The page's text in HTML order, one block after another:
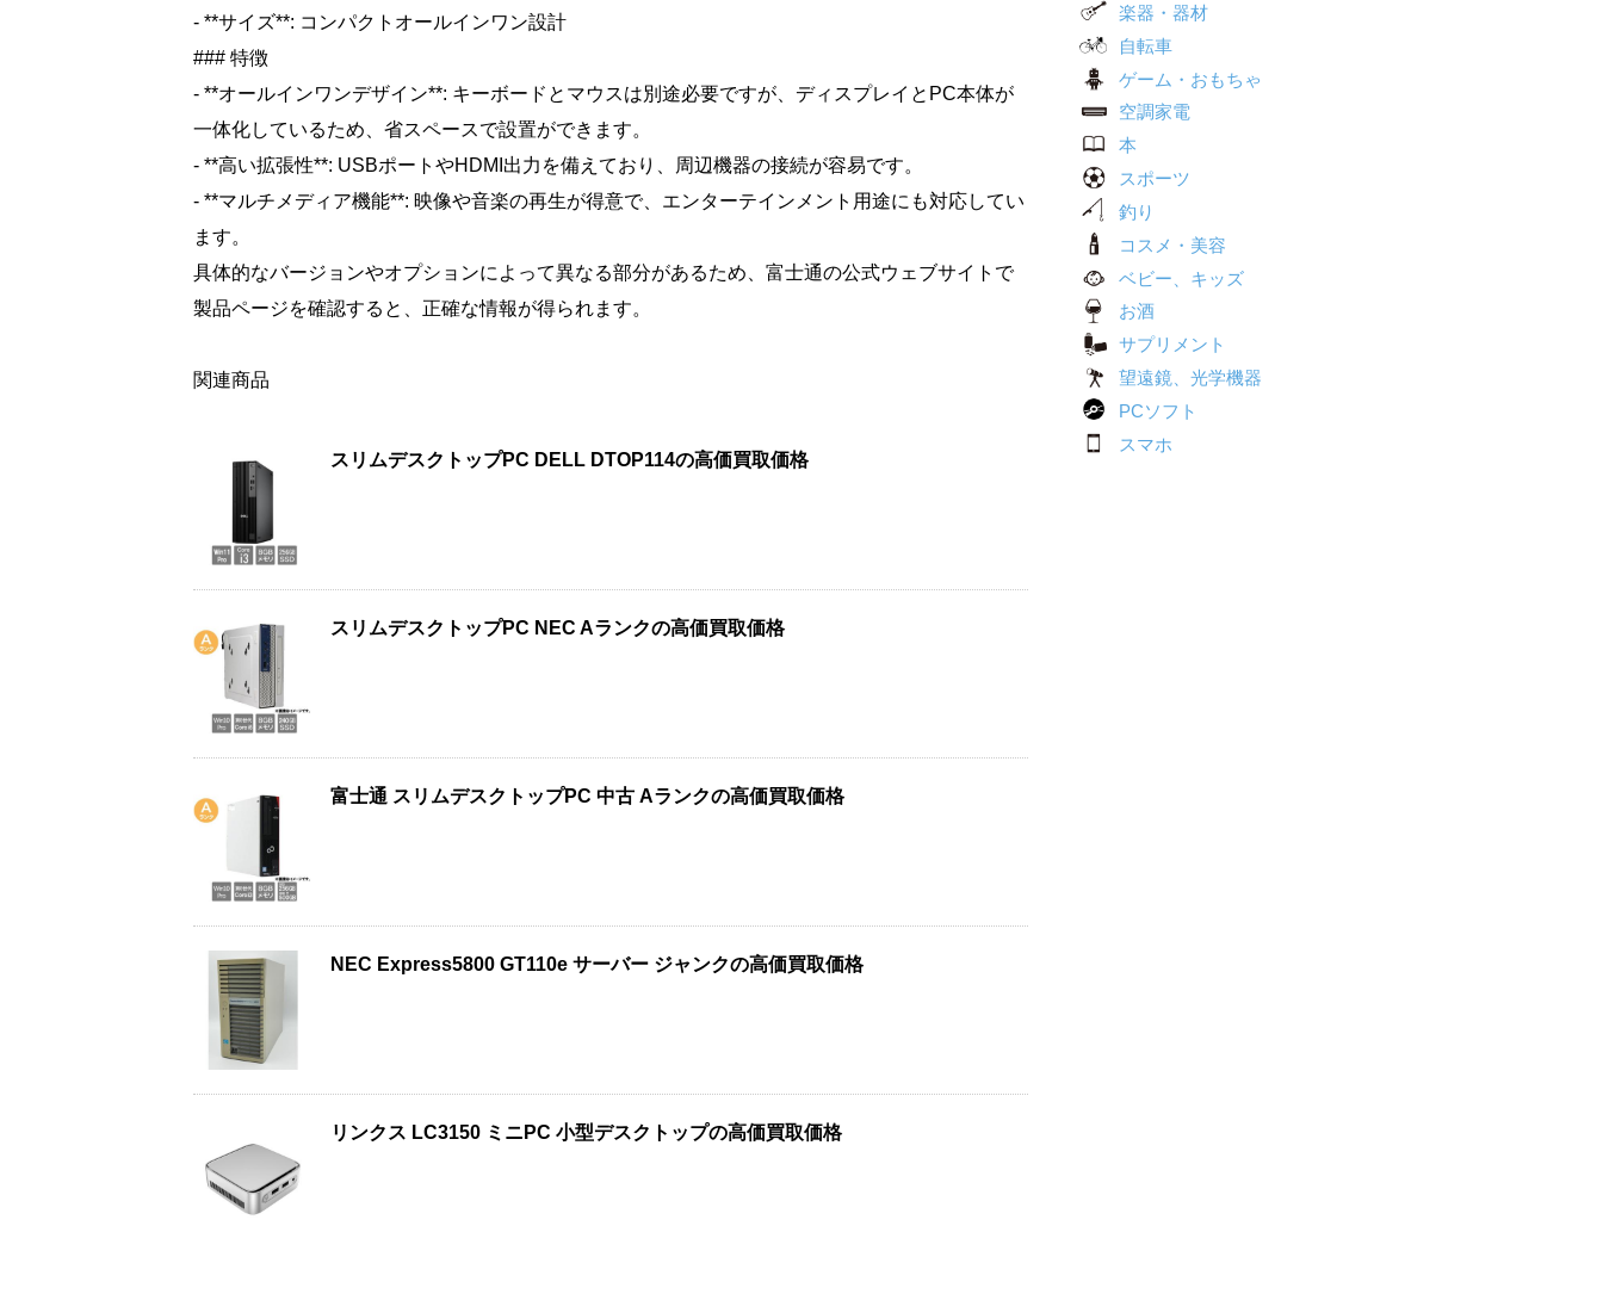
- **サイズ**: コンパクトオールインワン設計
### 特徴
- **オールインワンデザイン**: キーボードとマウスは別途必要ですが、ディスプレイとPC本体が
一体化しているため、省スペースで設置ができます。
- **高い拡張性**: USBポートやHDMI出力を備えており、周辺機器の接続が容易です。
- **マルチメディア機能**: 映像や音楽の再生が得意で、エンターテインメント用途にも対応してい
ます。
具体的なバージョンやオプションによって異なる部分があるため、富士通の公式ウェブサイトで
製品ページを確認すると、正確な情報が得られます。
関連商品
スリムデスクトップPC DELL DTOP114の高価買取価格
スリムデスクトップPC NEC Aランクの高価買取価格
富士通 スリムデスクトップPC 中古 Aランクの高価買取価格
NEC Express5800 GT110e サーバー ジャンクの高価買取価格
リンクス LC3150 ミニPC 小型デスクトップの高価買取価格
楽器・器材
自転車
ゲーム・おもちゃ
空調家電
本
スポーツ
釣り
コスメ・美容
ベビー、キッズ
お酒
サプリメント
望遠鏡、光学機器
PCソフト
スマホ